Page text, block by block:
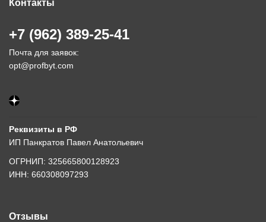
Контакты
+7 (962) 389-25-41
Почта для заявок:
opt@profbyt.com
Реквизиты в РФ
ИП Панкратов Павел Анатольевич
ОГРНИП: 325665800128923
ИНН: 660308097293
Отзывы